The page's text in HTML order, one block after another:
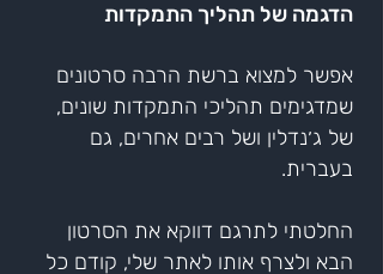
הדגמה של תהליך התמקדות
אפשר למצוא ברשת הרבה סרטונים
שמדגימים תהליכי התמקדות שונים,
של ג׳נדלין ושל רבים אחרים, גם
בעברית.
החלטתי לתרגם דווקא את הסרטון
הבא ולצרף אותו לאתר שלי, קודם כל